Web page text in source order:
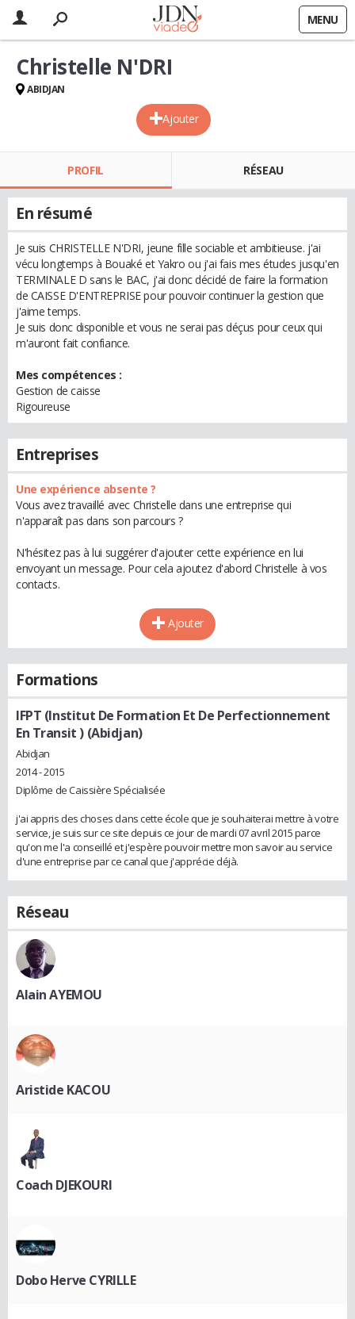
MENU
Ajouter
Christelle N'DRI
ABIDJAN
PROFIL RÉSEAU
En résumé
Je suis CHRISTELLE N'DRI, jeune fille sociable et ambitieuse. j'ai
vécu longtemps à Bouaké et Yakro ou j'ai fais mes études jusqu'en
TERMINALE D sans le BAC, j'ai donc décidé de faire la formation
de CAISSE D'ENTREPRISE pour pouvoir continuer la gestion que
j'aime temps.
Je suis donc disponible et vous ne serai pas déçus pour ceux qui
m'auront fait confiance.
Mes compétences :
Gestion de caisse
Rigoureuse
Entreprises
Une expérience absente ?
Vous avez travaillé avec Christelle dans une entreprise qui
n'apparaît pas dans son parcours ?
N'hésitez pas à lui suggérer d'ajouter cette expérience en lui
envoyant un message. Pour cela ajoutez d'abord Christelle à vos
contacts.
Ajouter
Formations
IFPT (Institut De Formation Et De Perfectionnement
En Transit ) (Abidjan)
Abidjan
2014 - 2015
Diplôme de Caissière Spécialisée
j'ai appris des choses dans cette école que je souhaiterai mettre à votre
service, je suis sur ce site depuis ce jour de mardi 07 avril 2015 parce
qu'on me l'a conseillé et j'espère pouvoir mettre mon savoir au service
d'une entreprise par ce canal que j'apprécie déjà.
Réseau
Alain AYEMOU
Aristide KACOU
Coach DJEKOURI
Dobo Herve CYRILLE